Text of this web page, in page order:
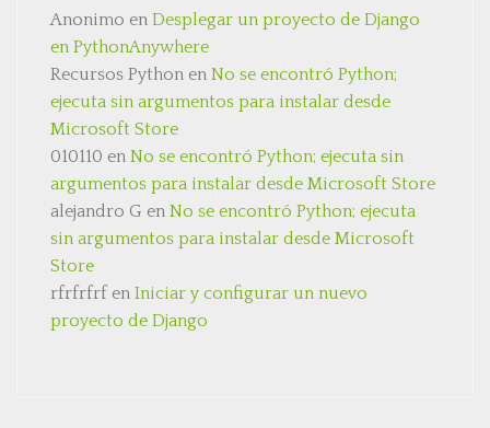
Anonimo en Desplegar un proyecto de Django
en PythonAnywhere
Recursos Python en No se encontró Python;
ejecuta sin argumentos para instalar desde
Microsoft Store
010110 en No se encontró Python; ejecuta sin
argumentos para instalar desde Microsoft Store
alejandro G en No se encontró Python; ejecuta
sin argumentos para instalar desde Microsoft
Store
rfrfrfrf en Iniciar y configurar un nuevo
proyecto de Django